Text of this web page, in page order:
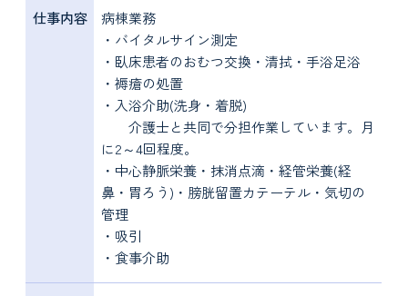
仕事内容
病棟業務
・バイタルサイン測定
・臥床患者のおむつ交換・清拭・手浴足浴
・褥瘡の処置
・入浴介助(洗身・着脱)
介護士と共同で分担作業しています。月
に2～4回程度。
・中心静脈栄養・抹消点滴・経管栄養(経
鼻・胃ろう)・膀胱留置カテーテル・気切の
管理
・吸引
・食事介助